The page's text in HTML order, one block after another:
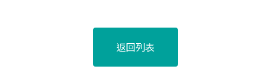
返回列表